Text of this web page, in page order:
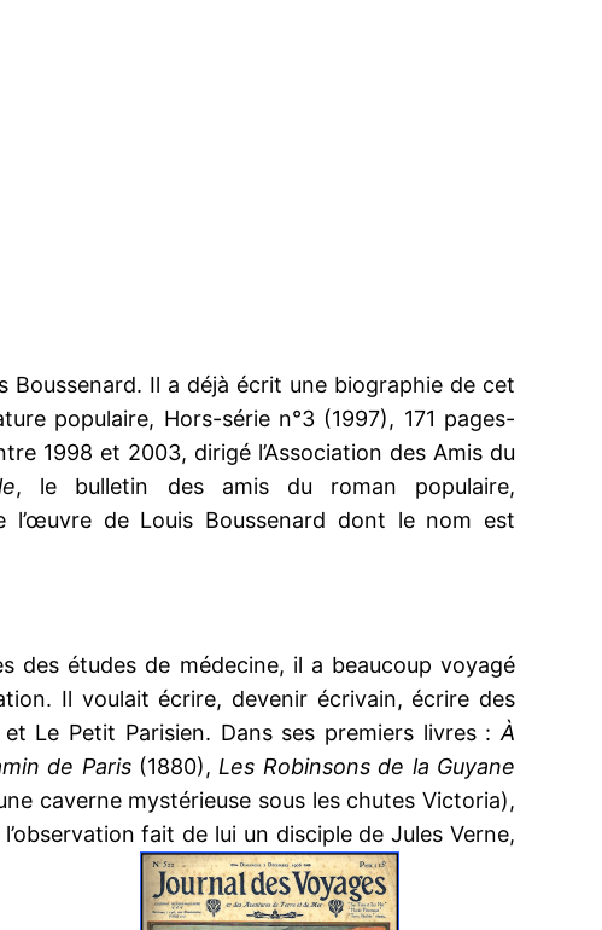
Boussenard. Il a déjà écrit une biographie de cet
populaire, Hors-série n°3 (1997), 171 pages-
1998 et 2003, dirigé l’Association des Amis du
, le bulletin des amis du roman populaire,
de Louis Boussenard dont le nom est
des études de médecine, il a beaucoup voyagé
Il voulait écrire, devenir écrivain, écrire des
Le Petit Parisien. Dans ses premiers livres : À
de Paris(1880), Les Robinsons de la Guyane
caverne mystérieuse sous les chutes Victoria),
fait de lui un disciple de Jules Verne,